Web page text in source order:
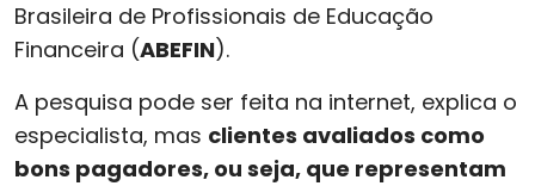
Brasileira de Profissionais de Educação
Financeira (ABEFIN).
A pesquisa pode ser feita na internet, explica o
especialista, mas clientes avaliados como
bons pagadores, ou seja, que representam